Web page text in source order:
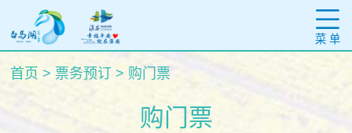
菜 单
首页 > 票务预订 > 购门票
购门票